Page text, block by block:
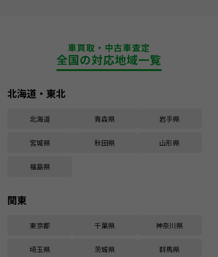
車買取・中古車査定
全国の対応地域一覧
北海道・東北
北海道 青森県 岩手県
宮城県 秋田県 山形県
福島県
関東
東京都 千葉県 神奈川県
埼玉県 茨城県 群馬県